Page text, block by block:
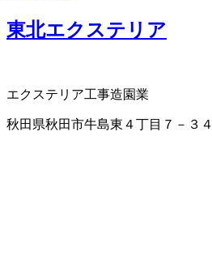
東北エクステリア
エクステリア工事造園業
秋田県秋田市牛島東４丁目７－３４